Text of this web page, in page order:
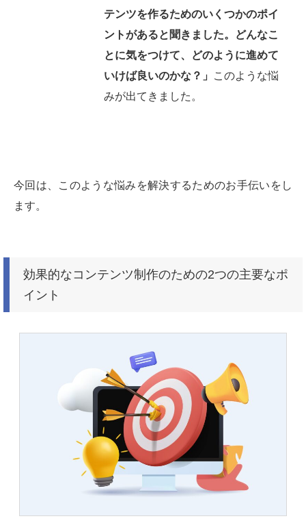
テンツを作るためのいくつかのポイ
ントがあると聞きました。どんなこ
とに気をつけて、どのように進めて
いけば良いのかな？」
このような悩
みが出てきました。
今回は、このような悩みを解決するためのお手伝いをし
ます。
効果的なコンテンツ制作のための2つの主要なポ
イント